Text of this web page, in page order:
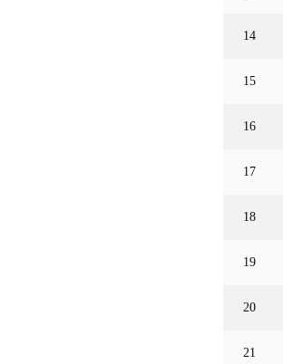
14
15
16
17
18
19
20
21